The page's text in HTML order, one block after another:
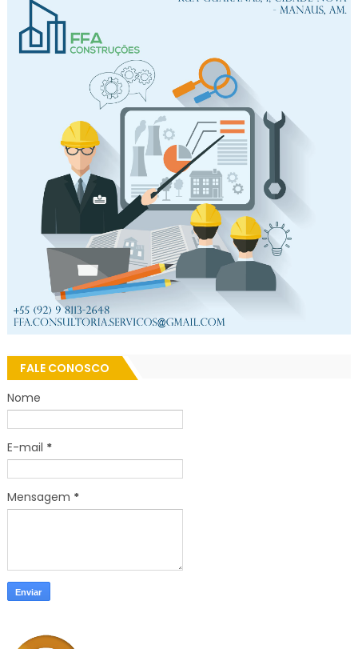
FALE CONOSCO
Nome
E-mail *
Mensagem *